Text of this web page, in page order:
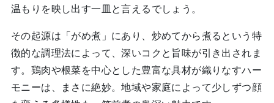
温もりを映し出す一皿と言えるでしょう。
その起源は「がめ煮」にあり、炒めてから煮るという特
徴的な調理法によって、深いコクと旨味が引き出されま
す。鶏肉や根菜を中心とした豊富な具材が織りなすハー
モニーは、まさに絶妙。地域や家庭によって少しずつ顔